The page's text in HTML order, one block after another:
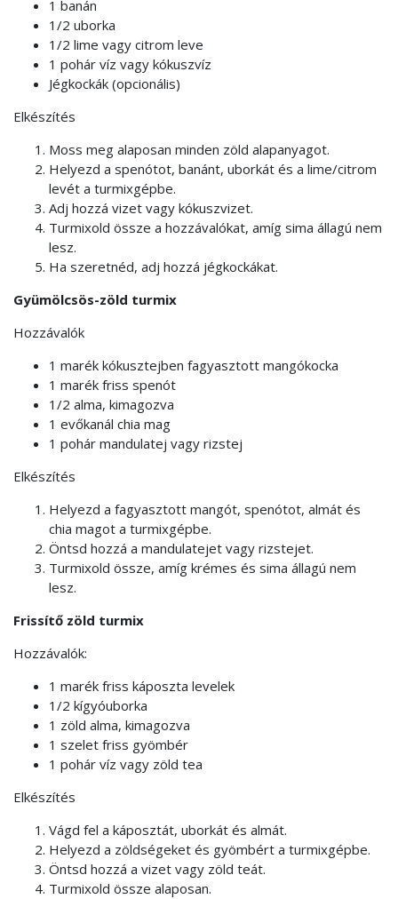
1 banán
1/2 uborka
1/2 lime vagy citrom leve
1 pohár víz vagy kókuszvíz
Jégkockák (opcionális)
Elkészítés
Moss meg alaposan minden zöld alapanyagot.
Helyezd a spenótot, banánt, uborkát és a lime/citrom
levét a turmixgépbe.
Adj hozzá vizet vagy kókuszvizet.
Turmixold össze a hozzávalókat, amíg sima állagú nem
lesz.
Ha szeretnéd, adj hozzá jégkockákat.
Gyümölcsös-zöld turmix
Hozzávalók
1 marék kókusztejben fagyasztott mangókocka
1 marék friss spenót
1/2 alma, kimagozva
1 evőkanál chia mag
1 pohár mandulatej vagy rizstej
Elkészítés
Helyezd a fagyasztott mangót, spenótot, almát és
chia magot a turmixgépbe.
Öntsd hozzá a mandulatejet vagy rizstejet.
Turmixold össze, amíg krémes és sima állagú nem
lesz.
Frissítő zöld turmix
Hozzávalók:
1 marék friss káposzta levelek
1/2 kígyóuborka
1 zöld alma, kimagozva
1 szelet friss gyömbér
1 pohár víz vagy zöld tea
Elkészítés
Vágd fel a káposztát, uborkát és almát.
Helyezd a zöldségeket és gyömbért a turmixgépbe.
Öntsd hozzá a vizet vagy zöld teát.
Turmixold össze alaposan.